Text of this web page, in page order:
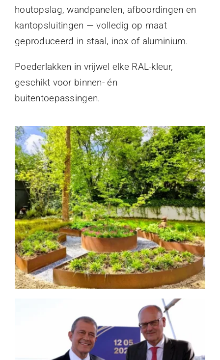
houtopslag, wandpanelen, afboordingen en
kantopsluitingen — volledig op maat
geproduceerd in staal, inox of aluminium.
Poederlakken in vrijwel elke RAL-kleur,
geschikt voor binnen- én
buitentoepassingen.